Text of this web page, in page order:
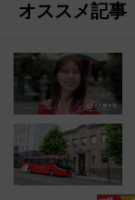
オススメ記事